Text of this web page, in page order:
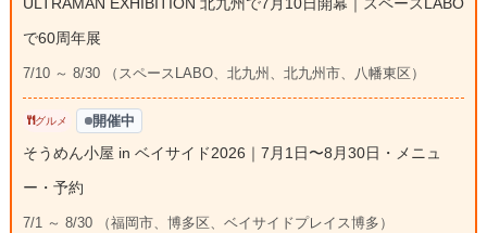
で60周年展
7/10 ～ 8/30 （スペースLABO、北九州、北九州市、八幡東区）
グルメ 開催中
そうめん小屋 in ベイサイド2026｜7月1日〜8月30日・メニュ
ー・予約
7/1 ～ 8/30 （福岡市、博多区、ベイサイドプレイス博多）